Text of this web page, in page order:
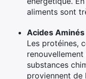
aliments sont
Acides Aminés
Les protéines,
substances
proviennent de